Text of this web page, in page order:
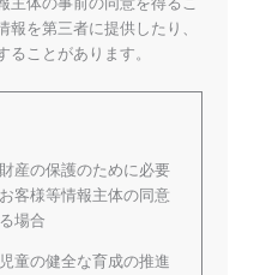
報を第三者に提供したり、
ことがあります。
産の保護のために必要
客様等情報主体の同意
場合
童の健全な育成の推進